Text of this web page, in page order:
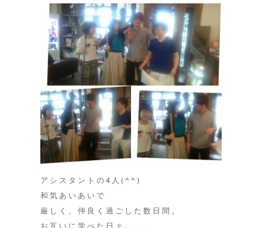
アシスタントの4人(^^)
和気あいあいで
厳しく、仲良く過ごした数日間。
お互いに学べた日々。。。